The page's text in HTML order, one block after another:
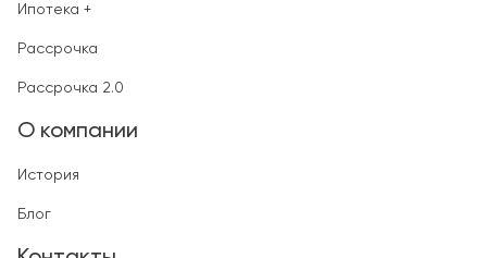
Ипотека +
Рассрочка
Рассрочка 2.0
О компании
История
Блог